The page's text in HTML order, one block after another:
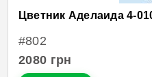
Цветник Аделаида 4-
#802
2080 грн